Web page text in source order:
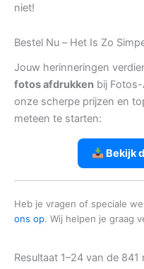
niet!
Bestel Nu – Het Is Zo
Jouw herinneringen
fotos afdrukken bij
onze scherpe prijzen en
meteen te starten:
Bekijk
Heb je vragen of speciale
ons op. Wij helpen je graag
Resultaat 1–24 van de